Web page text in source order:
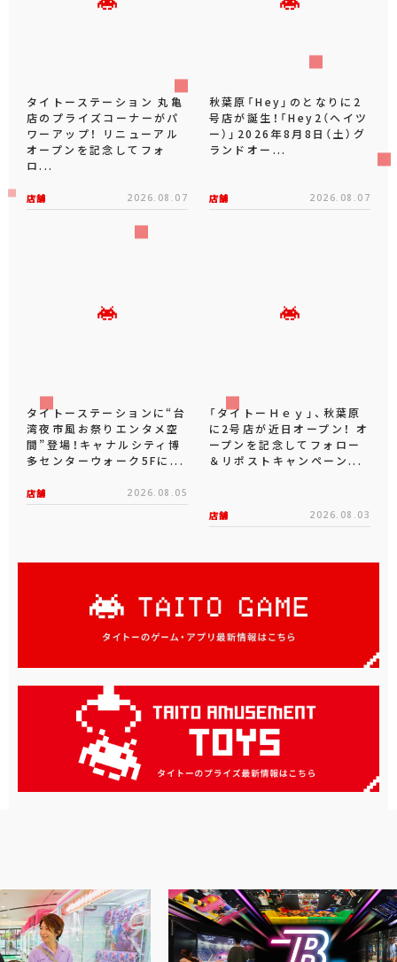
タイトーステーション 丸亀
店のプライズコーナーがパ
ワーアップ！ リニューアル
オープンを記念してフォ
ロ...
店舗 2026.08.07
秋葉原「Hey」のとなりに2
号店が誕生！「Hey2（ヘイツ
ー）」2026年8月8日（土）グ
ランドオー...
店舗 2026.08.07
タイトーステーションに“台
湾夜市風お祭りエンタメ空
間”登場！キャナルシティ博
多センターウォーク5Fに...
店舗 2026.08.05
「タイトーＨｅｙ」、秋葉原
に2号店が近日オープン！ オ
ープンを記念してフォロー
＆リポストキャンペーン...
店舗 2026.08.03